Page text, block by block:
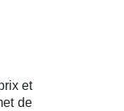
et
de